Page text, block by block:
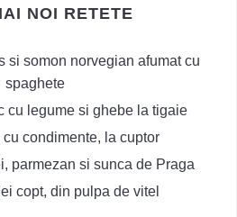
NOI RETETE
si somon norvegian afumat cu
spaghete
cu legume si ghebe la tigaie
condimente, la cuptor
parmezan si sunca de Praga
copt, din pulpa de vitel